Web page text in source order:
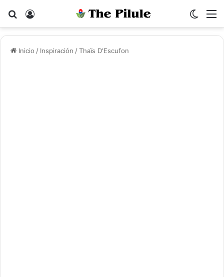
Buscar por
Inicio / Inspiración /Thaïs D'Escufon